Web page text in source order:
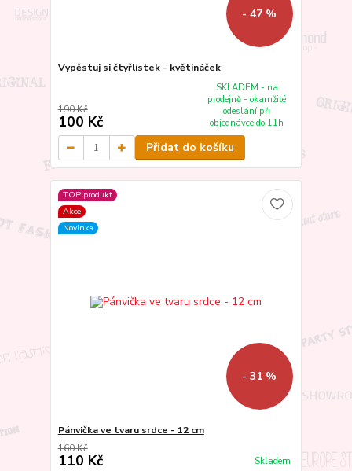
- 47 %
Vypěstuj si čtyřlístek - květináček
190 Kč
100 Kč
SKLADEM - na
prodejně - okamžité
odeslání při
objednávce do 11h
Přidat do košíku
TOP produkt
Akce
Novinka
- 31 %
Pánvička ve tvaru srdce - 12 cm
160 Kč
110 Kč Skladem